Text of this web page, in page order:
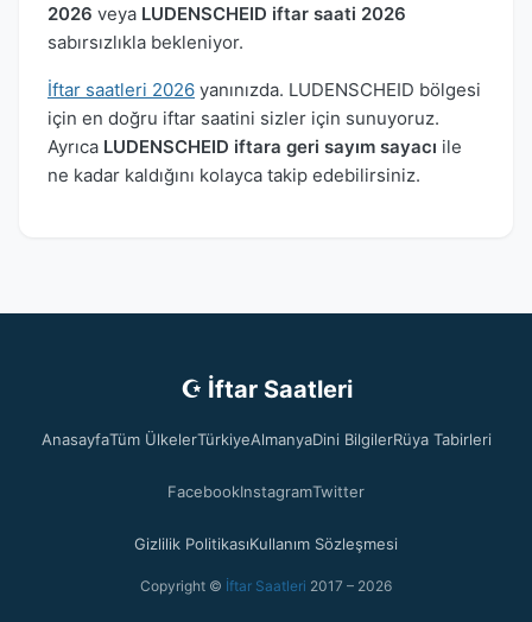
2026 veya LUDENSCHEID iftar saati 2026
sabırsızlıkla bekleniyor.
İftar saatleri 2026 yanınızda. LUDENSCHEID bölgesi
için en doğru iftar saatini sizler için sunuyoruz.
Ayrıca LUDENSCHEID iftara geri sayım sayacı ile
ne kadar kaldığını kolayca takip edebilirsiniz.
☪ İftar Saatleri
AnasayfaTüm ÜlkelerTürkiyeAlmanyaDini BilgilerRüya Tabirleri
FacebookInstagramTwitter
Gizlilik PolitikasıKullanım Sözleşmesi
Copyright © İftar Saatleri 2017 – 2026